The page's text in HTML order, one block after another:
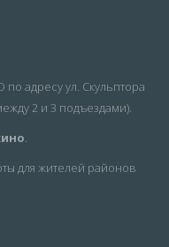
адресу ул. Скульптора
2 и 3 подъездами).
.
для жителей районов